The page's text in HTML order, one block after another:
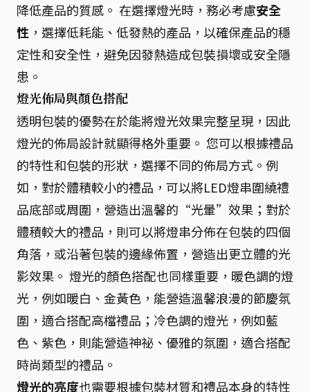
降低產品的質感。 在選擇燈光時，務必考慮安全
性 ，選擇低耗能、低發熱的產品，以確保產品的穩
定性和安全性，避免因發熱造成包裝損壞或安全隱
患。
燈光佈局與顏色搭配
透明包裝的優勢在於能將燈光效果完整呈現，因此
燈光的佈局設計就顯得格外重要。 您可以根據禮品
的特性和包裝的形狀，選擇不同的佈局方式。例
如，對於體積較小的禮品，可以將LED燈串圍繞禮
品底部或周圍，營造出溫馨的“光暈”效果；對於
體積較大的禮品，則可以將燈串分佈在包裝的四個
角落，或沿著包裝的邊緣佈置，營造出更立體的光
影效果。 燈光的顏色搭配也同樣重要，暖色調的燈
光，例如暖白、金黃色，能營造溫馨浪漫的節慶氛
圍，適合搭配高檔禮品；冷色調的燈光，例如藍
色、紫色，則能營造神祕、優雅的氛圍，適合搭配
時尚類型的禮品。
燈光的亮度也需要根據包裝材質和禮品本身的特性